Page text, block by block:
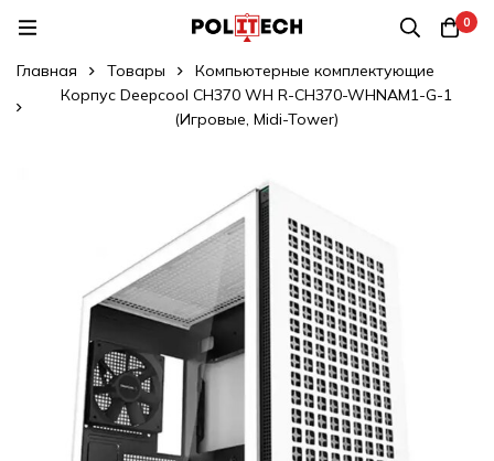
0
Главная Товары
Компьютерные комплектующие
Корпус Deepcool CH370 WH R-CH370-WHNAM1-G-1
(Игровые, Midi-Tower)